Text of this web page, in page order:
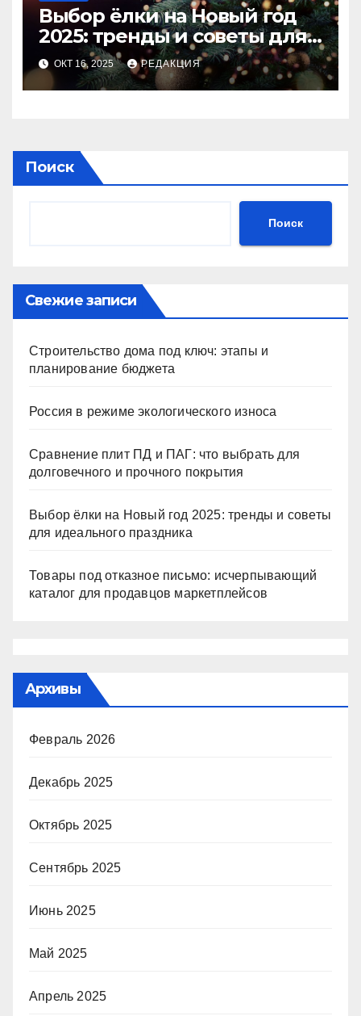
Выбор ёлки на Новый год
2025: тренды и советы для
идеального праздника
ОКТ 16, 2025 РЕДАКЦИЯ
Поиск
Поиск
Свежие записи
Строительство дома под ключ: этапы и
планирование бюджета
Россия в режиме экологического износа
Сравнение плит ПД и ПАГ: что выбрать для
долговечного и прочного покрытия
Выбор ёлки на Новый год 2025: тренды и советы
для идеального праздника
Товары под отказное письмо: исчерпывающий
каталог для продавцов маркетплейсов
Архивы
Февраль 2026
Декабрь 2025
Октябрь 2025
Сентябрь 2025
Июнь 2025
Май 2025
Апрель 2025